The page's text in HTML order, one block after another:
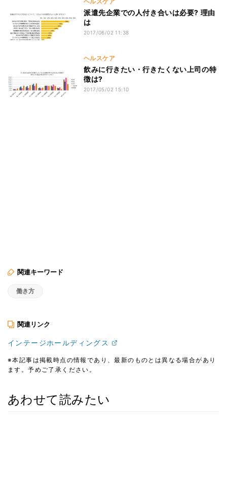
派遣先企業での人付き合いは必要? 理由
は
2017/06/02 11:38
ヘルスケア
飲みに行きたい・行きたくない上司の特
徴は?
2017/05/02 15:10
関連キーワード
働き方
関連リンク
インテージホールディングス
※本記事は掲載時点の情報であり、最新のものとは異なる場合があり
ます。予めご了承ください。
あわせて読みたい